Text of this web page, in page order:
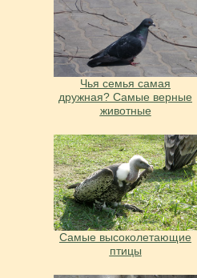
Чья семья самая
дружная? Самые верные
животные
Самые высоколетающие
птицы